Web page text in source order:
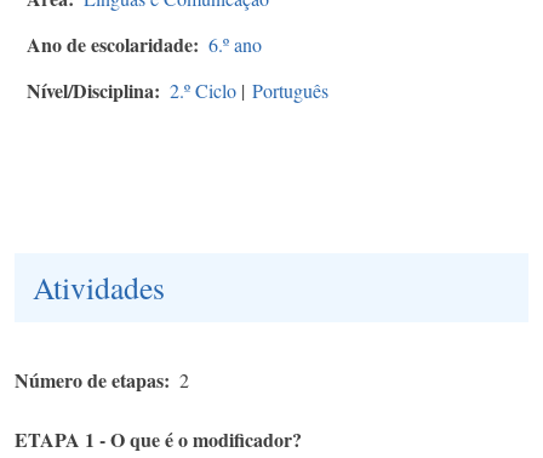
Ano de escolaridade 6.º ano
Nível/Disciplina 2.º Ciclo | Português
Atividades
Número de etapas 2
ETAPA 1 - O que é o modificador?